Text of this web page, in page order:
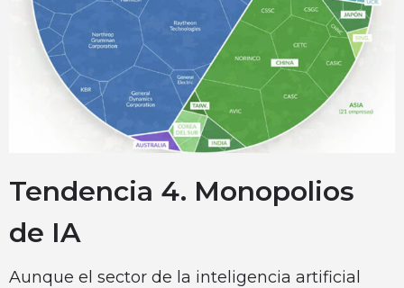
Tendencia 4. Monopolios
de IA
Aunque el sector de la inteligencia artificial